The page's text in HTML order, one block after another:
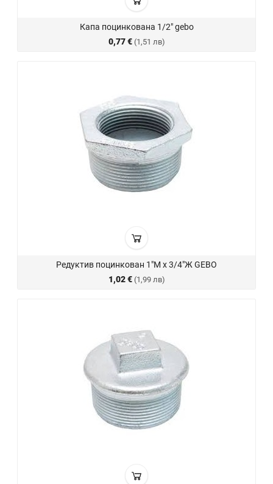
Капа поцинкована 1/2" gebo
0,77 € (1,51 лв)
Редуктив поцинкован 1"М х 3/4"Ж GEBO
1,02 € (1,99 лв)